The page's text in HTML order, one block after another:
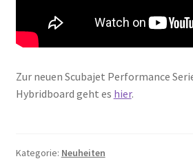
Zur neuen Scubajet Performance
Hybridboard geht es hier.
Kategorie: Neuheiten